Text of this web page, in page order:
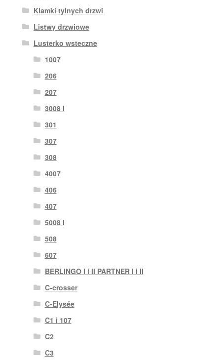
Klamki tylnych drzwi
Listwy drzwiowe
Lusterko wsteczne
1007
206
207
3008 I
301
307
308
4007
406
407
5008 I
508
607
BERLINGO I i II PARTNER I i II
C-crosser
C-Elysée
C1 i 107
C2
C3